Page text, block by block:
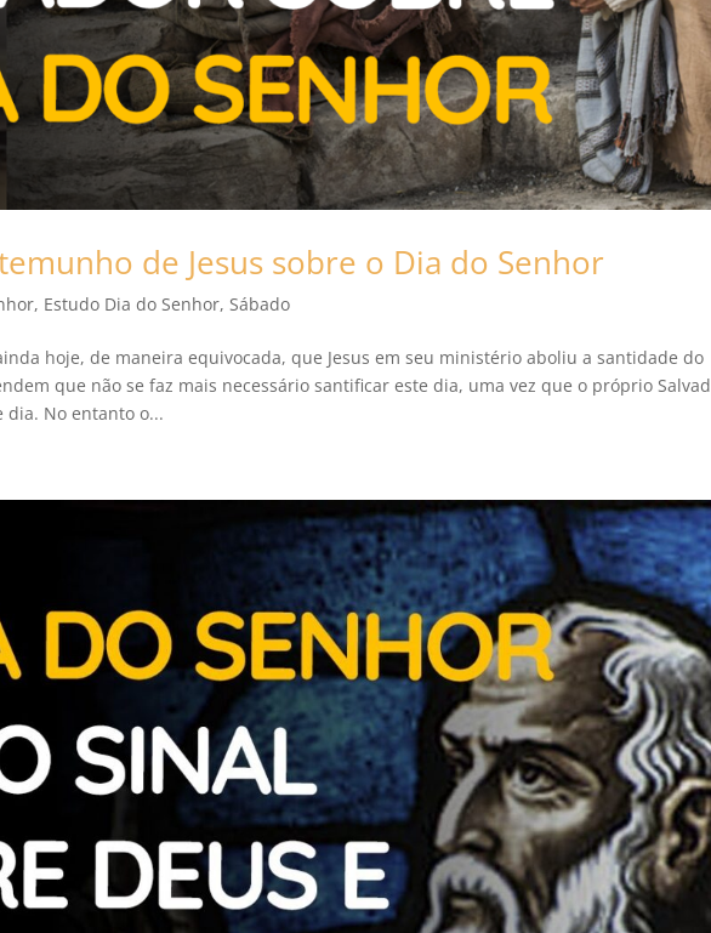
de Jesus sobre o Dia do Senhor
, Estudo Dia do Senhor, Sábado
hoje, de maneira equivocada, que Jesus em seu ministério aboliu a santidade do
que não se faz mais necessário santificar este dia, uma vez que o próprio
dia. No entanto o...